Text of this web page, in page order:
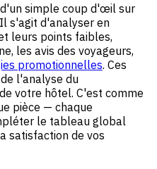
simple coup d'œil sur
s'agit d'analyser en
leurs points faibles,
les avis des voyageurs,
promotionnelles. Ces
l'analyse du
votre hôtel. C'est comme
pièce — chaque
le tableau global
satisfaction de vos